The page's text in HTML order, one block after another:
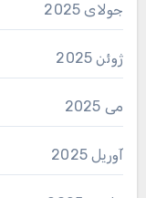
جولای 2025
ژوئن 2025
می 2025
آوریل 2025